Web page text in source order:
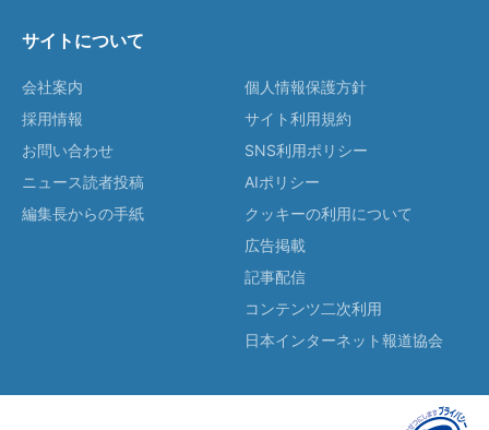
サイトについて
会社案内
採用情報
お問い合わせ
ニュース読者投稿
編集長からの手紙
個人情報保護方針
サイト利用規約
SNS利用ポリシー
AIポリシー
クッキーの利用について
広告掲載
記事配信
コンテンツ二次利用
日本インターネット報道協会